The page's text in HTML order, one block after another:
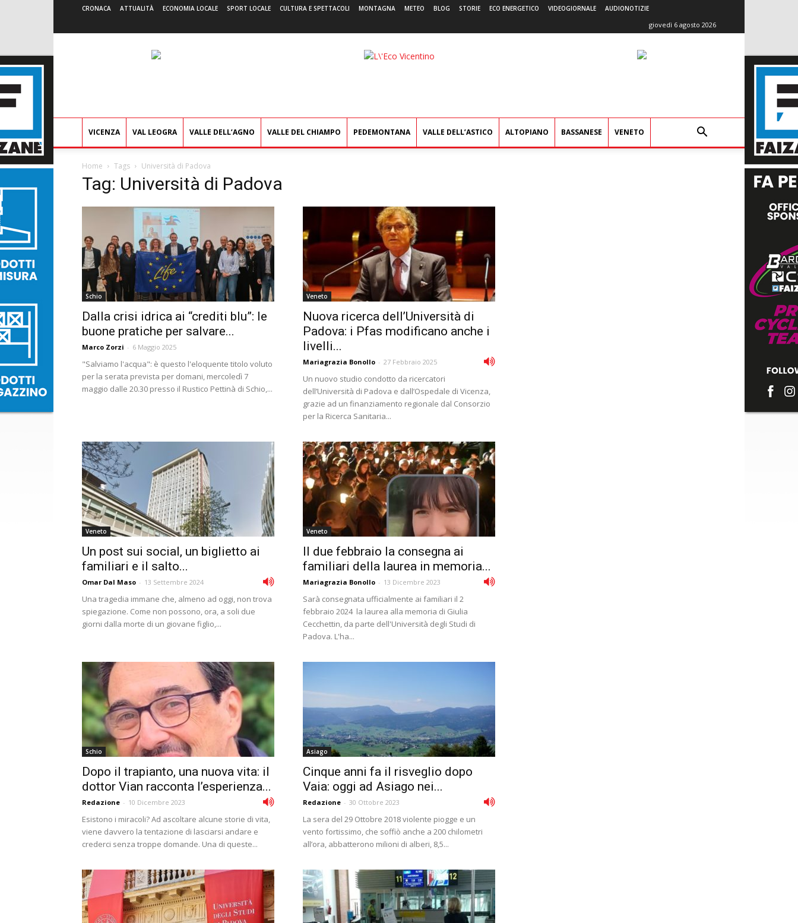
CRONACA ATTUALITÀ ECONOMIA LOCALE SPORT LOCALE CULTURA E SPETTACOLI MONTAGNA METEO BLOG STORIE ECO ENERGETICO VIDEOGIORNALE AUDIONOTIZIE
giovedì 6 agosto 2026
L'Eco
VICENZA VAL LEOGRA VALLE DELL’AGNO VALLE DEL CHIAMPO PEDEMONTANA VALLE DELL’ASTICO ALTOPIANO BASSANESE VENETO
Home Tags Università di Padova
Tag: Università di Padova
Schio
Dalla crisi idrica ai “crediti blu”: le
buone pratiche per salvare...
Marco Zorzi - 6 Maggio 2025
"Salviamo l'acqua": è questo l'eloquente titolo voluto
per la serata prevista per domani, mercoledì 7
maggio dalle 20.30 presso il Rustico Pettinà di Schio,...
Veneto
Nuova ricerca dell’Università di
Padova: i Pfas modificano anche i
livelli...
Mariagrazia Bonollo - 27 Febbraio 2025
Un nuovo studio condotto da ricercatori
dell’Università di Padova e dall’Ospedale di Vicenza,
grazie ad un finanziamento regionale dal Consorzio
per la Ricerca Sanitaria...
Veneto
Un post sui social, un biglietto ai
familiari e il salto...
Omar Dal Maso - 13 Settembre 2024
Una tragedia immane che, almeno ad oggi, non trova
spiegazione. Come non possono, ora, a soli due
giorni dalla morte di un giovane figlio,...
Veneto
Il due febbraio la consegna ai
familiari della laurea in memoria...
Mariagrazia Bonollo - 13 Dicembre 2023
Sarà consegnata ufficialmente ai familiari il 2
febbraio 2024 la laurea alla memoria di Giulia
Cecchettin, da parte dell'Università degli Studi di
Padova. L'ha...
Schio
Dopo il trapianto, una nuova vita: il
dottor Vian racconta l’esperienza...
Redazione - 10 Dicembre 2023
Esistono i miracoli? Ad ascoltare alcune storie di vita,
viene davvero la tentazione di lasciarsi andare e
crederci senza troppe domande. Una di queste...
Asiago
Cinque anni fa il risveglio dopo
Vaia: oggi ad Asiago nei...
Redazione - 30 Ottobre 2023
La sera del 29 Ottobre 2018 violente piogge e un
vento fortissimo, che soffiò anche a 200 chilometri
all’ora, abbatterono milioni di alberi, 8,5...